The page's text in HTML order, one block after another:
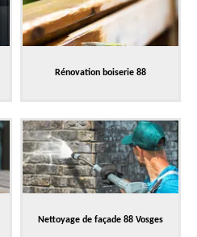
Rénovation boiserie 88
Nettoyage de façade 88 Vosges